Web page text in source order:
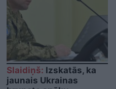
Slaidiņš: Izskatās, ka
jaunais Ukrainas